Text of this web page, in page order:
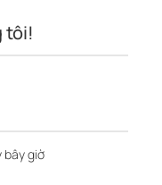
tôi!
bây giờ